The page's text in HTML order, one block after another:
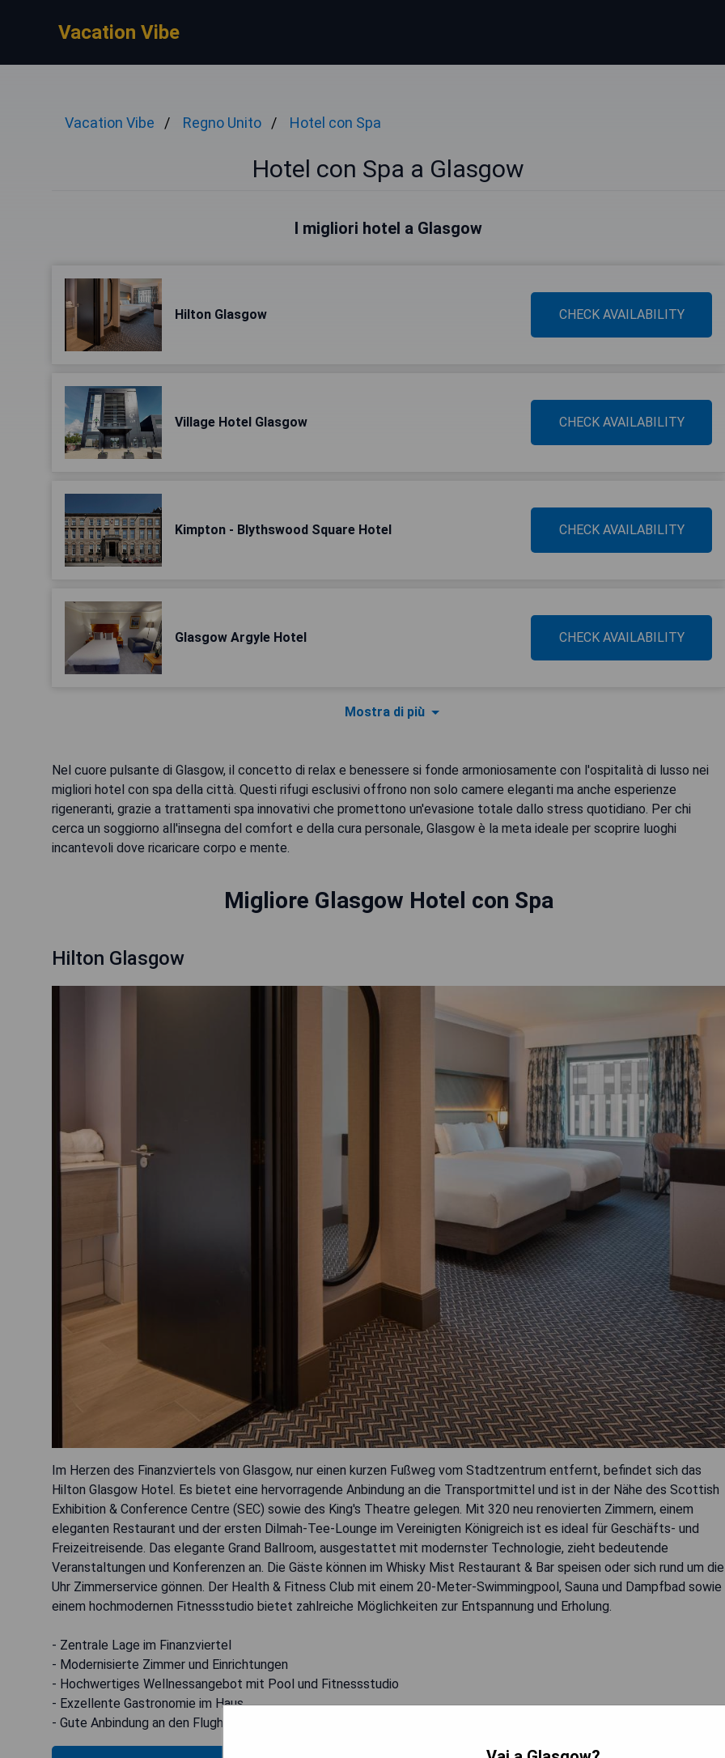
Vacation Vibe
Vacation Vibe Regno Unito Hotel con Spa
Hotel con Spa a Glasgow
I migliori hotel a Glasgow
Hilton Glasgow CHECK AVAILABILITY
Village Hotel Glasgow CHECK AVAILABILITY
Kimpton - Blythswood Square Hotel CHECK AVAILABILITY
Glasgow Argyle Hotel CHECK AVAILABILITY
Mostra di più
Nel cuore pulsante di Glasgow, il concetto di relax e benessere si fonde armoniosamente con l'ospitalità di lusso nei
migliori hotel con spa della città. Questi rifugi esclusivi offrono non solo camere eleganti ma anche esperienze
rigeneranti, grazie a trattamenti spa innovativi che promettono un'evasione totale dallo stress quotidiano. Per chi
cerca un soggiorno all'insegna del comfort e della cura personale, Glasgow è la meta ideale per scoprire luoghi
incantevoli dove ricaricare corpo e mente.
Migliore Glasgow Hotel con Spa
Hilton Glasgow
Im Herzen des Finanzviertels von Glasgow, nur einen kurzen Fußweg vom Stadtzentrum entfernt, befindet sich das
Hilton Glasgow Hotel. Es bietet eine hervorragende Anbindung an die Transportmittel und ist in der Nähe des Scottish
Exhibition & Conference Centre (SEC) sowie des King's Theatre gelegen. Mit 320 neu renovierten Zimmern, einem
eleganten Restaurant und der ersten Dilmah-Tee-Lounge im Vereinigten Königreich ist es ideal für Geschäfts- und
Freizeitreisende. Das elegante Grand Ballroom, ausgestattet mit modernster Technologie, zieht bedeutende
Veranstaltungen und Konferenzen an. Die Gäste können im Whisky Mist Restaurant & Bar speisen oder sich rund um die
Uhr Zimmerservice gönnen. Der Health & Fitness Club mit einem 20-Meter-Swimmingpool, Sauna und Dampfbad sowie
einem hochmodernen Fitnessstudio bietet zahlreiche Möglichkeiten zur Entspannung und Erholung.
- Zentrale Lage im Finanzviertel
- Modernisierte Zimmer und Einrichtungen
- Hochwertiges Wellnessangebot mit Pool und Fitnessstudio
- Exzellente Gastronomie im Haus
- Gute Anbindung an den Flughafen Glasgow